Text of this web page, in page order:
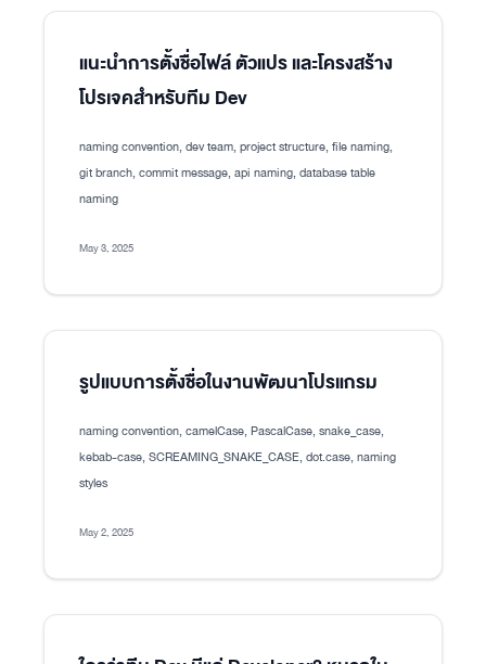
แนะนำการตั้งชื่อไฟล์ ตัวแปร และโครงสร้าง
โปรเจคสำหรับทีม Dev
naming convention, dev team, project structure, file naming,
git branch, commit message, api naming, database table
naming
May 3, 2025
รูปแบบการตั้งชื่อในงานพัฒนาโปรแกรม
naming convention, camelCase, PascalCase, snake_case,
kebab-case, SCREAMING_SNAKE_CASE, dot.case, naming
styles
May 2, 2025